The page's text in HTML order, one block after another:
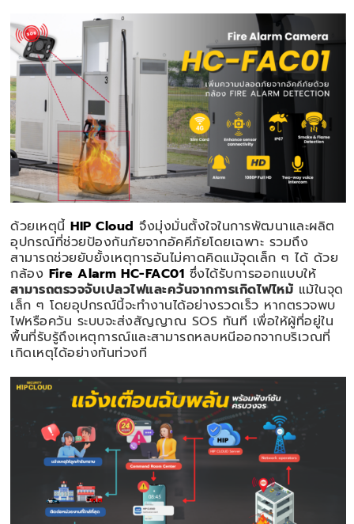
ด้วยเหตุนี้ HIP Cloud จึงมุ่งมั่นตั้งใจในการพัฒนาและผลิต
อุปกรณ์ที่ช่วยป้องกันภัยจากอัคคีภัยโดยเฉพาะ รวมถึง
สามารถช่วยยับยั้งเหตุการอันไม่คาดคิดแม้จุดเล็ก ๆ ได้ ด้วย
กล้อง Fire Alarm HC-FAC01 ซึ่งได้รับการออกแบบให้
สามารถตรวจจับเปลวไฟและควันจากการเกิดไฟไหม้ แม้ในจุด
เล็ก ๆ โดยอุปกรณ์นี้จะทำงานได้อย่างรวดเร็ว หากตรวจพบ
ไฟหรือควัน ระบบจะส่งสัญญาณ SOS ทันที เพื่อให้ผู้ที่อยู่ใน
พื้นที่รับรู้ถึงเหตุการณ์และสามารถหลบหนีออกจากบริเวณที่
เกิดเหตุได้อย่างทันท่วงที